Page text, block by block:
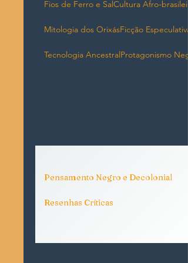
Fios de Ferro e SalCultura Afro-
Mitologia dos OrixásFicção Especulativa
Tecnologia AncestralProtagonismo
Pensamento Negro e Decolonial
Resenhas Críticas